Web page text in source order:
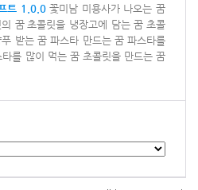
트 1.0.0 꽃미남 미용사가 나오는 꿈
꿈 초콜릿을 냉장고에 담는 꿈 초콜
받는 꿈 파스타 만드는 꿈 파스타를
타를 많이 먹는 꿈 초콜릿을 만드는 꿈